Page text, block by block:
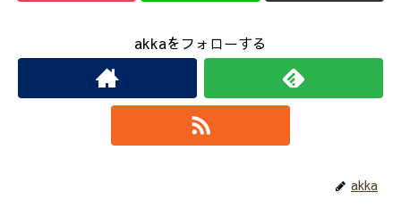
akkaをフォローする
akka